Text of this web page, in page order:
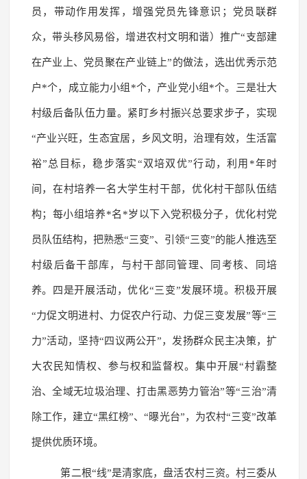
员，带动作用发挥，增强党员先锋意识；党员联群
众，带头移风易俗，增进农村文明和谐）推广“支部建
在产业上、党员聚在产业链上”的做法，选出优秀示范
户*个，成立能力小组*个，产业党小组*个。三是壮大
村级后备队伍力量。紧盯乡村振兴总要求步子，实现
“产业兴旺，生态宜居，乡风文明，治理有效，生活富
裕”总目标，稳步落实“双培双优”行动，利用*年时
间，在村培养一名大学生村干部，优化村干部队伍结
构；每小组培养*名*岁以下入党积极分子，优化村党
员队伍结构，把熟悉“三变”、引领“三变”的能人推选至
村级后备干部库，与村干部同管理、同考核、同培
养。四是开展活动，优化“三变”发展环境。积极开展
“力促文明进村、力促农户行动、力促三变发展”等“三
力”活动，坚持“四议两公开”，发扬群众民主决策，扩
大农民知情权、参与权和监督权。集中开展“村霸整
治、全域无垃圾治理、打击黑恶势力管治”等“三治”清
除工作，建立“黑红榜”、“曝光台”，为农村“三变”改革
提供优质环境。
第二根“线”是清家底，盘活农村三资。村三委从